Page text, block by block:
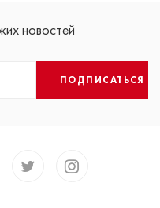
новостей
ПОДПИСАТЬСЯ